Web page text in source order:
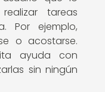
tareas
Por ejemplo,
o acostarse.
ayuda con
sin ningún